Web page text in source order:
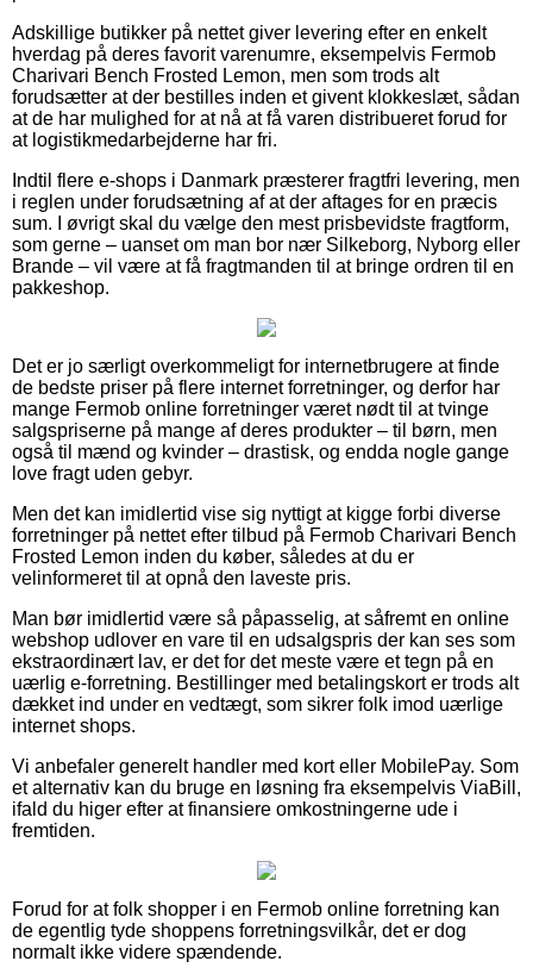
Adskillige butikker på nettet giver levering efter en enkelt
hverdag på deres favorit varenumre, eksempelvis Fermob
Charivari Bench Frosted Lemon, men som trods alt
forudsætter at der bestilles inden et givent klokkeslæt, sådan
at de har mulighed for at nå at få varen distribueret forud for
at logistikmedarbejderne har fri.
Indtil flere e-shops i Danmark præsterer fragtfri levering, men
i reglen under forudsætning af at der aftages for en præcis
sum. I øvrigt skal du vælge den mest prisbevidste fragtform,
som gerne – uanset om man bor nær Silkeborg, Nyborg eller
Brande – vil være at få fragtmanden til at bringe ordren til en
pakkeshop.
Det er jo særligt overkommeligt for internetbrugere at finde
de bedste priser på flere internet forretninger, og derfor har
mange Fermob online forretninger været nødt til at tvinge
salgspriserne på mange af deres produkter – til børn, men
også til mænd og kvinder – drastisk, og endda nogle gange
love fragt uden gebyr.
Men det kan imidlertid vise sig nyttigt at kigge forbi diverse
forretninger på nettet efter tilbud på Fermob Charivari Bench
Frosted Lemon inden du køber, således at du er
velinformeret til at opnå den laveste pris.
Man bør imidlertid være så påpasselig, at såfremt en online
webshop udlover en vare til en udsalgspris der kan ses som
ekstraordinært lav, er det for det meste være et tegn på en
uærlig e-forretning. Bestillinger med betalingskort er trods alt
dækket ind under en vedtægt, som sikrer folk imod uærlige
internet shops.
Vi anbefaler generelt handler med kort eller MobilePay. Som
et alternativ kan du bruge en løsning fra eksempelvis ViaBill,
ifald du higer efter at finansiere omkostningerne ude i
fremtiden.
Forud for at folk shopper i en Fermob online forretning kan
de egentlig tyde shoppens forretningsvilkår, det er dog
normalt ikke videre spændende.